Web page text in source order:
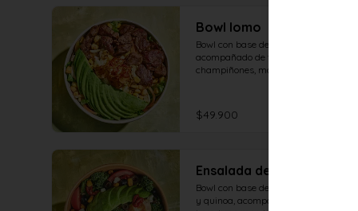
Bowl lomo
Bowl con base de mix de lechugas,
acompañado de tomates secos,
champiñones, maíz, aguacate,
$49.900
Ensalada de kale y pollo
Bowl con base de kale, rúgula, tabule
y quinoa, acompañado de aceitunas,